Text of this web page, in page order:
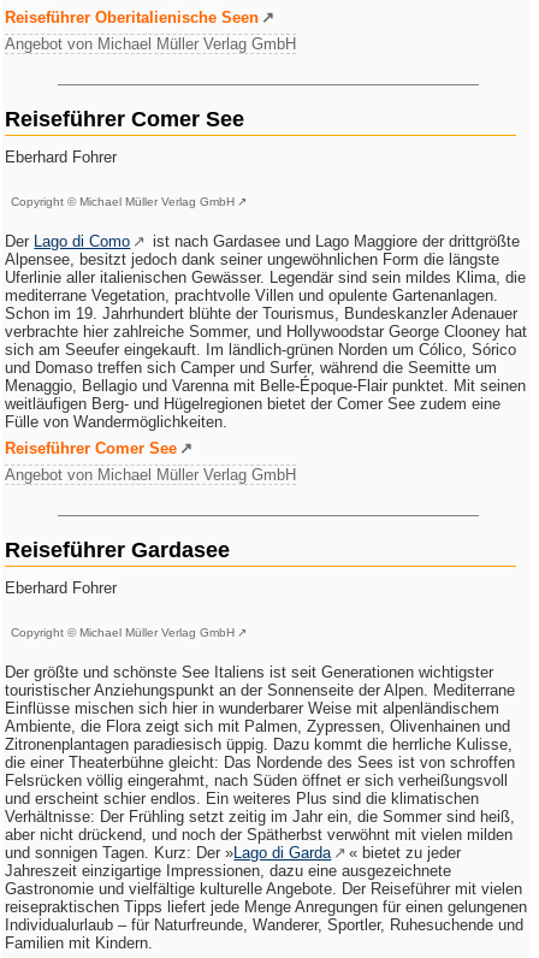
Reiseführer Oberitalienische Seen
Angebot von Michael Müller Verlag GmbH
Reiseführer Comer See
Eberhard Fohrer
Copyright © Michael Müller Verlag GmbH
Der Lago di Como
ist nach Gardasee und Lago Maggiore der drittgrößte
Alpensee, besitzt jedoch dank seiner ungewöhnlichen Form die längste
Uferlinie aller italienischen Gewässer. Legendär sind sein mildes Klima, die
mediterrane Vegetation, prachtvolle Villen und opulente Gartenanlagen.
Schon im 19. Jahrhundert blühte der Tourismus, Bundeskanzler Adenauer
verbrachte hier zahlreiche Sommer, und Hollywoodstar George Clooney hat
sich am Seeufer eingekauft. Im ländlich-grünen Norden um Cólico, Sórico
und Domaso treffen sich Camper und Surfer, während die Seemitte um
Menaggio, Bellagio und Varenna mit Belle-Époque-Flair punktet. Mit seinen
weitläufigen Berg- und Hügelregionen bietet der Comer See zudem eine
Fülle von Wandermöglichkeiten.
Reiseführer Comer See
Angebot von Michael Müller Verlag GmbH
Reiseführer Gardasee
Eberhard Fohrer
Copyright © Michael Müller Verlag GmbH
Der größte und schönste See Italiens ist seit Generationen wichtigster
touristischer Anziehungspunkt an der Sonnenseite der Alpen. Mediterrane
Einflüsse mischen sich hier in wunderbarer Weise mit alpenländischem
Ambiente, die Flora zeigt sich mit Palmen, Zypressen, Olivenhainen und
Zitronenplantagen paradiesisch üppig. Dazu kommt die herrliche Kulisse,
die einer Theaterbühne gleicht: Das Nordende des Sees ist von schroffen
Felsrücken völlig eingerahmt, nach Süden öffnet er sich verheißungsvoll
und erscheint schier endlos. Ein weiteres Plus sind die klimatischen
Verhältnisse: Der Frühling setzt zeitig im Jahr ein, die Sommer sind heiß,
aber nicht drückend, und noch der Spätherbst verwöhnt mit vielen milden
und sonnigen Tagen. Kurz: Der »Lago di Garda
« bietet zu jeder
Jahreszeit einzigartige Impressionen, dazu eine ausgezeichnete
Gastronomie und vielfältige kulturelle Angebote. Der Reiseführer mit vielen
reisepraktischen Tipps liefert jede Menge Anregungen für einen gelungenen
Individualurlaub – für Naturfreunde, Wanderer, Sportler, Ruhesuchende und
Familien mit Kindern.